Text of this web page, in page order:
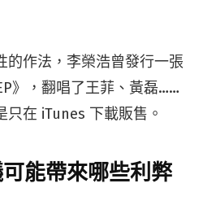
的作法，李榮浩曾發行一張
》，翻唱了王菲、黃磊……
只在 iTunes 下載販售。
能帶來哪些利弊